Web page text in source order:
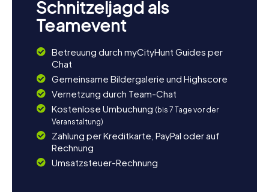
Schnitzeljagd als
Teamevent
Betreuung durch myCityHunt Guides per
Chat
Gemeinsame Bildergalerie und Highscore
Vernetzung durch Team-Chat
Kostenlose Umbuchung (bis 7 Tage vor der
Veranstaltung)
Zahlung per Kreditkarte, PayPal oder auf
Rechnung
Umsatzsteuer-Rechnung